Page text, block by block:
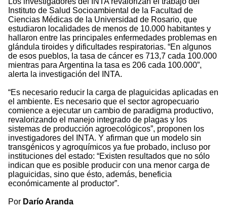
Instituto de Salud Socioambiental de la Facultad de
Ciencias Médicas de la Universidad de Rosario, que
estudiaron localidades de menos de 10.000 habitantes y
hallaron entre las principales enfermedades problemas en
glándula tiroides y dificultades respiratorias. “En algunos
de esos pueblos, la tasa de cáncer es 713,7 cada 100.000
mientras para Argentina la tasa es 206 cada 100.000”,
alerta la investigación del INTA.
“Es necesario reducir la carga de plaguicidas aplicadas en
el ambiente. Es necesario que el sector agropecuario
comience a ejecutar un cambio de paradigma productivo,
revalorizando el manejo integrado de plagas y los
sistemas de producción agroecológicos”, proponen los
investigadores del INTA. Y afirman que un modelo sin
transgénicos y agroquímicos ya fue probado, incluso por
instituciones del estado: “Existen resultados que no sólo
indican que es posible producir con una menor carga de
plaguicidas, sino que ésto, además, beneficia
económicamente al productor”.
Por Darío Aranda